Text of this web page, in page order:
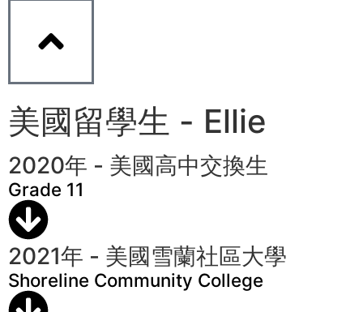
美國留學生 - Ellie
2020年 - 美國高中交換生
Grade 11
2021年 - 美國雪蘭社區大學
Shoreline Community College